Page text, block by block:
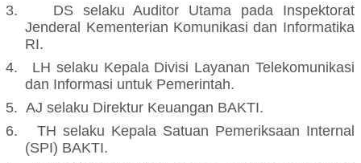
3.
DS selaku Auditor Utama pada Inspektorat
Jenderal Kementerian Komunikasi dan Informatika
RI.
4.
LH selaku Kepala Divisi Layanan Telekomunikasi
dan Informasi untuk Pemerintah.
5. AJ selaku Direktur Keuangan BAKTI.
6.
TH selaku Kepala Satuan Pemeriksaan Internal
(SPI) BAKTI.